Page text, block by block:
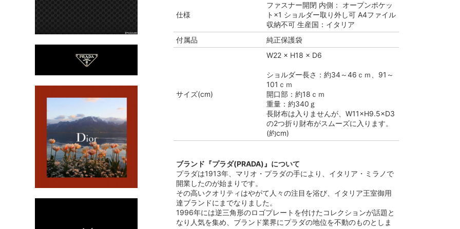
仕様
ファスナー開閉 内側： オープンポケッ
ト×1 ショルダー取り外し可 A4ファイル
収納不可 生産国：イタリア
付属品
純正保護袋
サイズ(cm)
W22 × H18 × D6
ショルダー長さ：約34～46ｃｍ、91～
101ｃｍ
開口部：約18ｃｍ
重量：約340ｇ
長財布は入りませんが、W11×H9.5×D3
の2つ折り財布がスムーズに入ります。
(約cm)
ブランド『プラダ(PRADA)』について
プラダは1913年、マリオ・プラダの手により、イタリア・ミラノで
開業したのが始まりです。
その高いクオリティはやがて人々の注目を浴び、イタリア王室御用
達ブランドにまでなりました。
1996年には逆三角形のロゴプレートを付けたコレクションが話題と
なり人気を集め、ブランド業界にプラダの地位を不動のものとしま